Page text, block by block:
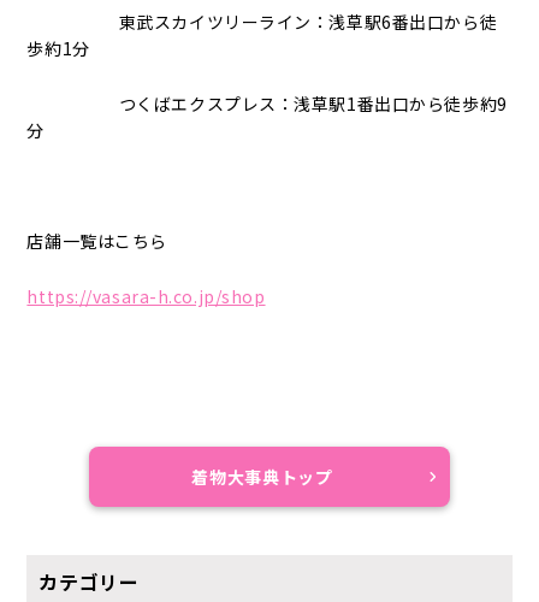
東武スカイツリーライン：浅草駅6番出口から徒
歩約1分
つくばエクスプレス：浅草駅1番出口から徒歩約9
分
店舗一覧はこちら
https://vasara-h.co.jp/shop
着物大事典トップ
カテゴリー